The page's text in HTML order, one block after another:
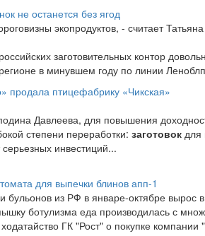
не останется без ягод
экопродуктов, - считает
заготовительных контор
в минувшем году по линии
продала птицефабрику «Чикская»
Давлеева, для повышения
степени переработки: заготовок для
инвестиций...
для выпечки блинов апп-1
бульонов из РФ в январе-октябре вырос
ботулизма еда производилась с
ГК "Рост" о покупке компании